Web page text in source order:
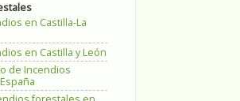
en Castilla-La
en Castilla y León
de Incendios